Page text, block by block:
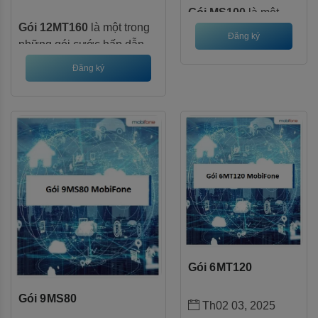
Gói 12MT160 là một trong
những gói cước hấp dẫn
nhất của MobiFone, dành
cho những khách hàng có
cước này, bạn sẽ được trải
nghiệm một năm sử dụng
dịch vụ di động thật sự
thoải mái.
Đăng ký
Gói MS100 là một
trong những gói cước
hấp dẫn của
lớn và muốn trải
nghiệm nhiều dịch vụ
đi kèm. Với gói cước
này, bạn không chỉ
được cung cấp lượng
data khổng lồ mà còn
được miễn phí nhiều
dịch vụ hấp dẫn khác.
Đăng ký
Gói 9MS80
Gói 6MT120
Th02 03, 2025